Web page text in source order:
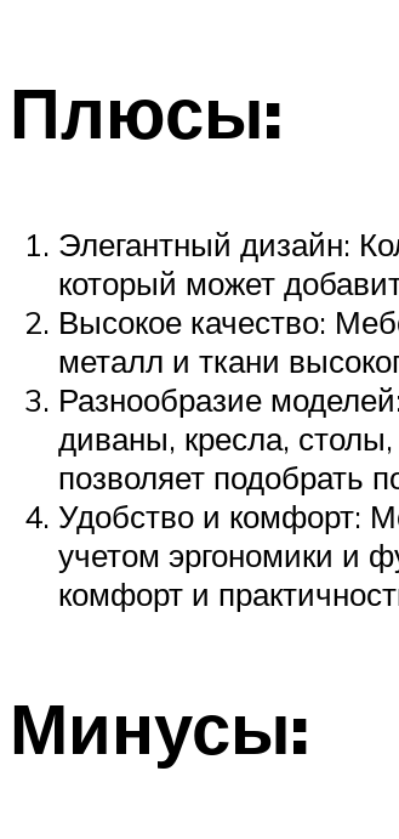
Плюсы:
Элегантный дизайн:
который может
Высокое качество:
металл и ткани
Разнообразие
диваны, кресла,
позволяет подобрать
Удобство и комфорт:
учетом эргономики и
комфорт и
Минусы: